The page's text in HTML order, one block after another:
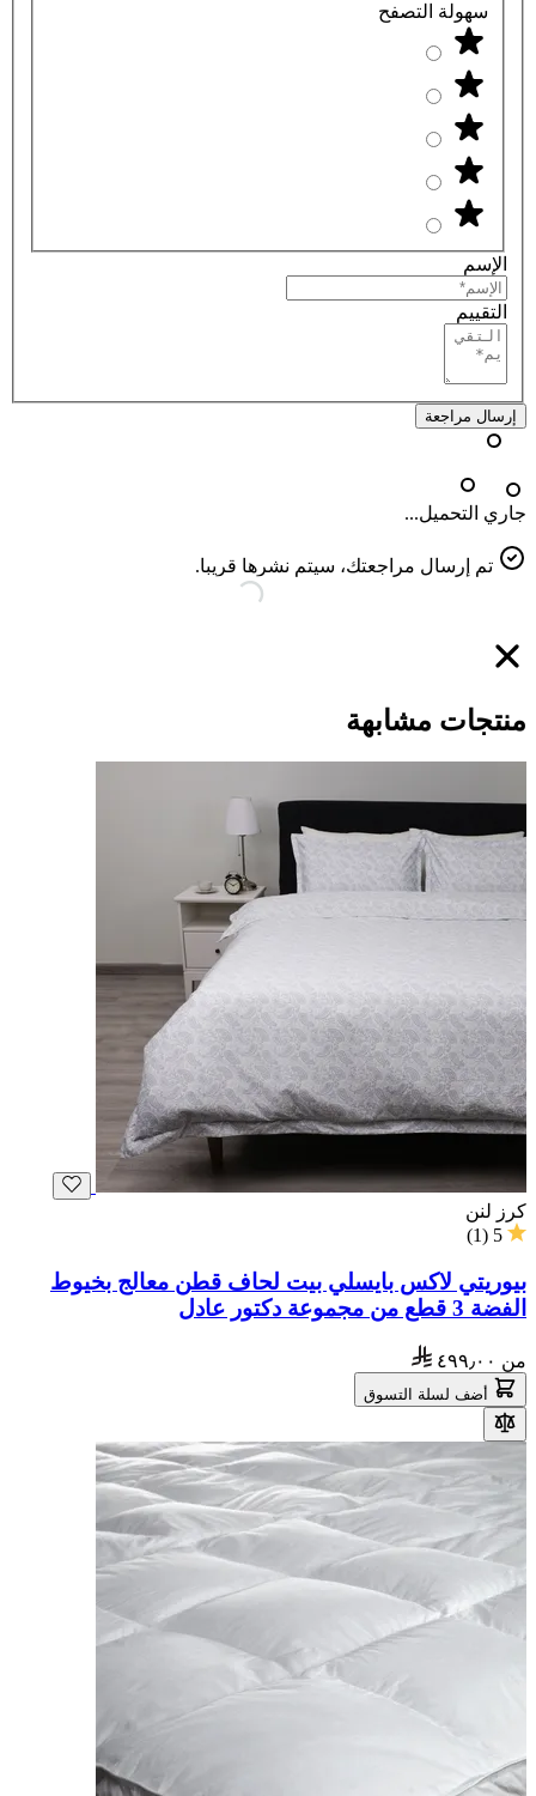
سهولة التصفح
الإسم
التقييم
إرسال مراجعة
جاري التحميل...
تم إرسال مراجعتك، سيتم نشرها قريبا.
منتجات مشابهة
كرز لنن
5
(
1
)
بيوريتي لاكس بايسلي بيت لحاف قطن معالج بخيوط
الفضة 3 قطع من مجموعة دكتور عادل
من ٤٩٩٫٠٠
أضف لسلة التسوق